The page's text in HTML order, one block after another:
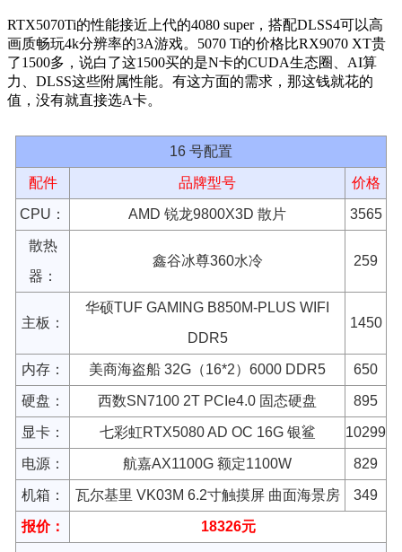
RTX5070Ti的性能接近上代的4080 super，搭配DLSS4可以高
画质畅玩4k分辨率的3A游戏。5070 Ti的价格比RX9070 XT贵
了1500多，说白了这1500买的是N卡的CUDA生态圈、AI算
力、DLSS这些附属性能。有这方面的需求，那这钱就花的
值，没有就直接选A卡。
16 号配置
配件 品牌型号 价格
CPU： AMD 锐龙9800X3D 散片 3565
散热
器：
鑫谷冰尊360水冷 259
主板：
华硕TUF GAMING B850M-PLUS WIFI
DDR5
1450
内存： 美商海盗船 32G（16*2）6000 DDR5 650
硬盘： 西数SN7100 2T PCIe4.0 固态硬盘 895
显卡： 七彩虹RTX5080 AD OC 16G 银鲨 10299
电源： 航嘉AX1100G 额定1100W 829
机箱： 瓦尔基里 VK03M 6.2寸触摸屏 曲面海景房 349
报价： 18326元